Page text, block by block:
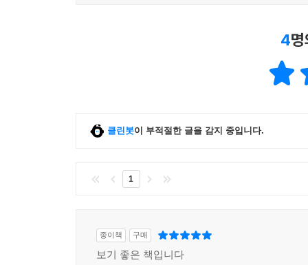
4
클린봇이 부적절한 글을 감지 중입니다.
1
종이책 구매
보기 좋은 책입니다